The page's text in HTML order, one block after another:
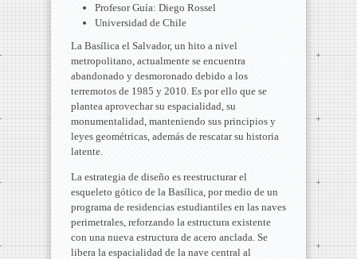
Profesor Guía: Diego Rossel
Universidad de Chile
La Basílica el Salvador, un hito a nivel
metropolitano, actualmente se encuentra
abandonado y desmoronado debido a los
terremotos de 1985 y 2010. Es por ello que se
plantea aprovechar su espacialidad, su
monumentalidad, manteniendo sus principios y
leyes geométricas, además de rescatar su historia
latente.
La estrategia de diseño es reestructurar el
esqueleto gótico de la Basílica, por medio de un
programa de residencias estudiantiles en las naves
perimetrales, reforzando la estructura existente
con una nueva estructura de acero anclada. Se
libera la espacialidad de la nave central al